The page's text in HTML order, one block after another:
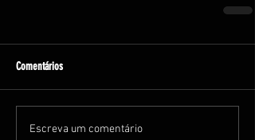
Comentários
Escreva um comentário